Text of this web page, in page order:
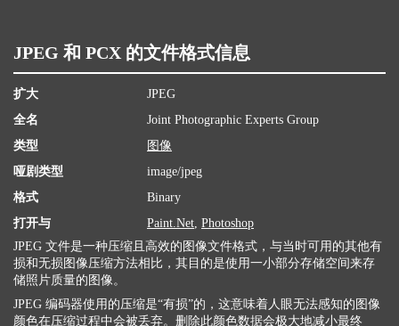
JPEG 和 PCX 的文件格式信息
扩大
JPEG
全名
Joint Photographic Experts Group
类型
图像
哑剧类型
image/jpeg
格式
Binary
打开与
Paint.Net, Photoshop
JPEG 文件是一种压缩且高效的图像文件格式，与当时可用的其他有
损和无损图像压缩方法相比，其目的是使用一小部分存储空间来存
储照片质量的图像。
JPEG 编码器使用的压缩是“有损”的，这意味着人眼无法感知的图像
颜色在压缩过程中会被丢弃。删除此颜色数据会极大地减小最终